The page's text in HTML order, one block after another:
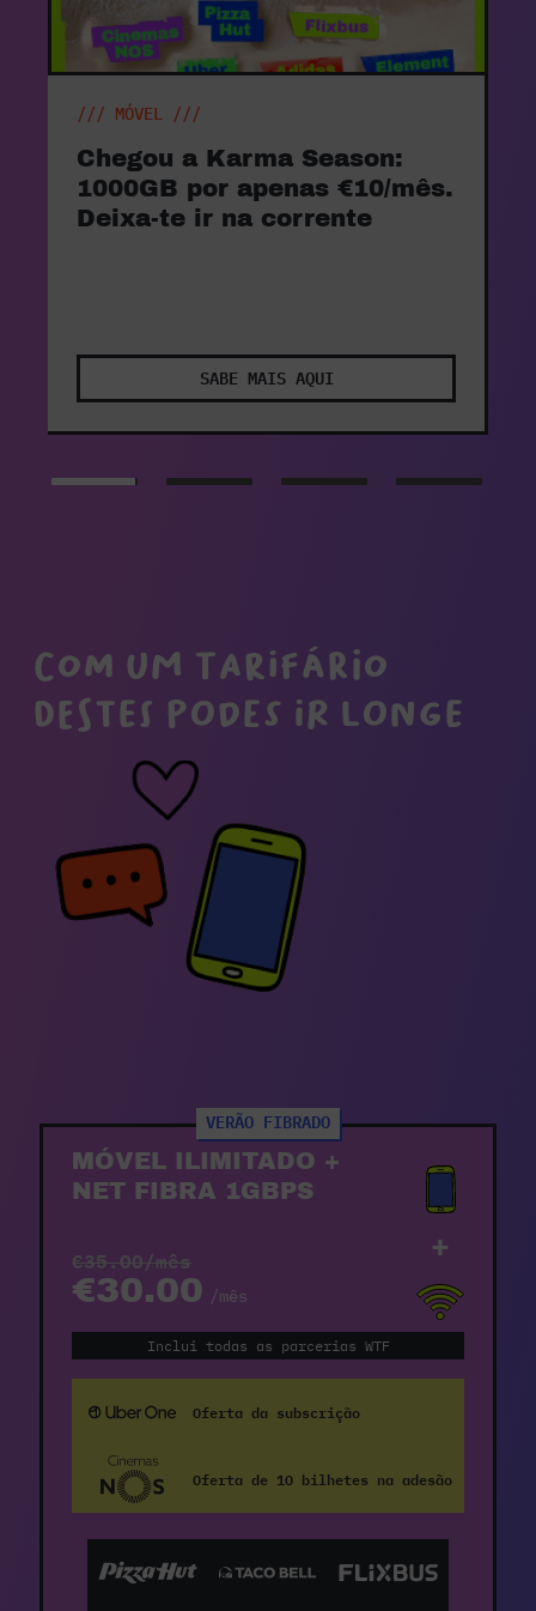
/// WTF X BANGER DO MÊS AGOSTO ///
O Banger do mês entrou na
vibe. Com 15% de desconto
na Ericeira Surf & Skate.
SABE MAIS AQUI
Com um tarifário
destes podes ir longe
VERÃO FIBRADO
MÓVEL ILIMITADO +
NET FIBRA 1GBPS
+
€35.00/mês
€30.00 /mês
Inclui todas as parcerias WTF
Oferta da subscrição
Oferta de 10 bilhetes na adesão